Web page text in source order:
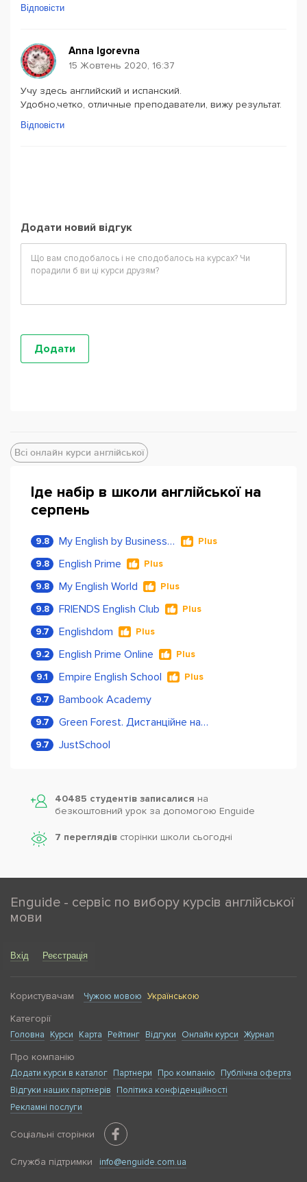
Відповісти
Anna Igorevna
15 Жовтень 2020, 16:37
Учу здесь английский и испанский.
Удобно,четко, отличные преподаватели, вижу результат.
Відповісти
Додати новий відгук
Всі онлайн курси англійської
Іде набір в школи англійської на
серпень
9.8 My English by Business Language Plus
9.8 English Prime Plus
9.8 My English World Plus
9.8 FRIENDS English Club Plus
9.7 Englishdom Plus
9.2 English Prime Online Plus
9.1 Empire English School Plus
9.7 Bambook Academy
9.7 Green Forest. Дистанційне навчання
9.7 JustSchool
40485 студентів записалися на
безкоштовний урок за допомогою Enguide
7 переглядів сторінки школи cьогодні
Enguide - сервіс по вибору курсів англійської
мови
Вхід Реєстрація
Користувачам Чужою мовою Українською
Категорії
Головна Курси Карта Рейтинг Відгуки Онлайн курси Журнал
Про компанію
Додати курси в каталог Партнери Про компанію
Публічна оферта
Відгуки наших партнерів
Політика конфіденційності
Рекламні послуги
Соціальні сторінки
Служба підтримки info@enguide.com.ua